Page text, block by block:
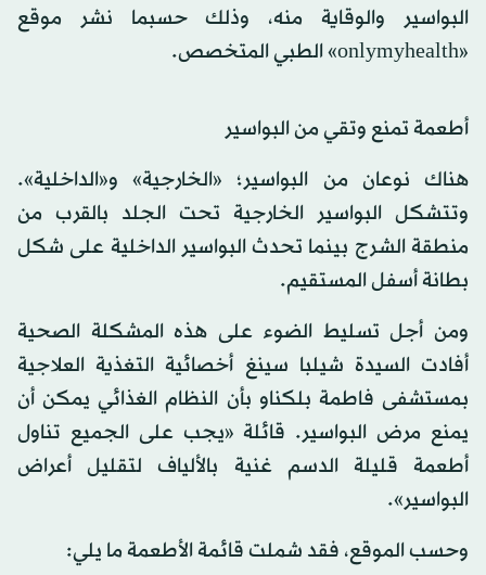
البواسير والوقاية منه، وذلك حسبما نشر موقع
«onlymyhealth» الطبي المتخصص.
أطعمة تمنع وتقي من البواسير
هناك نوعان من البواسير؛ «الخارجية» و«الداخلية».
وتتشكل البواسير الخارجية تحت الجلد بالقرب من
منطقة الشرج بينما تحدث البواسير الداخلية على شكل
بطانة أسفل المستقيم.
ومن أجل تسليط الضوء على هذه المشكلة الصحية
أفادت السيدة شيلبا سينغ أخصائية التغذية العلاجية
بمستشفى فاطمة بلكناو بأن النظام الغذائي يمكن أن
يمنع مرض البواسير. قائلة «يجب على الجميع تناول
أطعمة قليلة الدسم غنية بالألياف لتقليل أعراض
البواسير».
وحسب الموقع، فقد شملت قائمة الأطعمة ما يلي: